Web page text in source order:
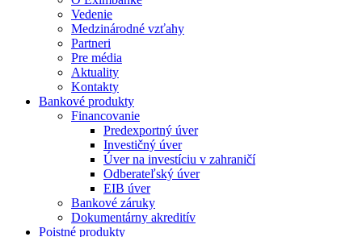
Vedenie
Medzinárodné vzťahy
Partneri
Pre média
Aktuality
Kontakty
Bankové produkty
Financovanie
Predexportný úver
Investičný úver
Úver na investíciu v zahraničí
Odberateľský úver
EIB úver
Bankové záruky
Dokumentárny akreditív
Poistné produkty